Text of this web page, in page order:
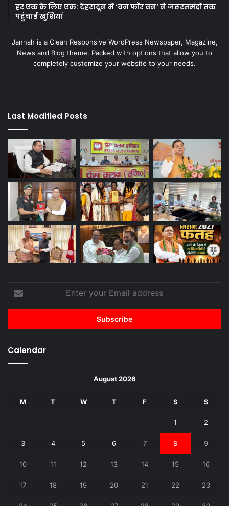
हर एक के लिए एक: देहरादून में ‘वन फॉर वन’ ने जरूरतमंदों तक
पहुंचाई खुशियां
Jannah is a Clean Responsive WordPress Newspaper, Magazine,
News and Blog theme. Packed with options that allow you to
completely customize your website to your needs.
Last Modified Posts
your
Email
Calendar
August 2026
M T W T F S S
1 2
3 4 5 6 7 8 9
10 11 12 13 14 15 16
17 18 19 20 21 22 23